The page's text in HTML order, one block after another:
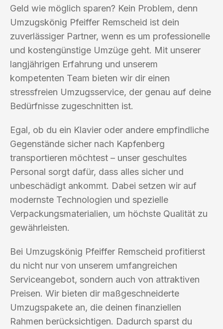
Geld wie möglich sparen? Kein Problem, denn
Umzugskönig Pfeiffer Remscheid ist dein
zuverlässiger Partner, wenn es um professionelle
und kostengünstige Umzüge geht. Mit unserer
langjährigen Erfahrung und unserem
kompetenten Team bieten wir dir einen
stressfreien Umzugsservice, der genau auf deine
Bedürfnisse zugeschnitten ist.
Egal, ob du ein Klavier oder andere empfindliche
Gegenstände sicher nach Kapfenberg
transportieren möchtest – unser geschultes
Personal sorgt dafür, dass alles sicher und
unbeschädigt ankommt. Dabei setzen wir auf
modernste Technologien und spezielle
Verpackungsmaterialien, um höchste Qualität zu
gewährleisten.
Bei Umzugskönig Pfeiffer Remscheid profitierst
du nicht nur von unserem umfangreichen
Serviceangebot, sondern auch von attraktiven
Preisen. Wir bieten dir maßgeschneiderte
Umzugspakete an, die deinen finanziellen
Rahmen berücksichtigen. Dadurch sparst du